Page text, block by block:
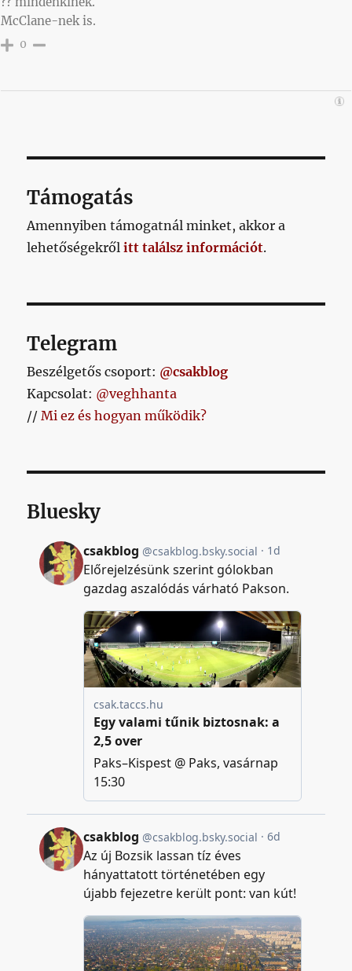
McClane-nek is.
0
Támogatás
Amennyiben támogatnál minket, akkor a
lehetőségekrőlitt találsz információt.
Telegram
Beszélgetős csoport: @csakblog
Kapcsolat: @veghhanta
//Mi ez és hogyan működik?
Bluesky